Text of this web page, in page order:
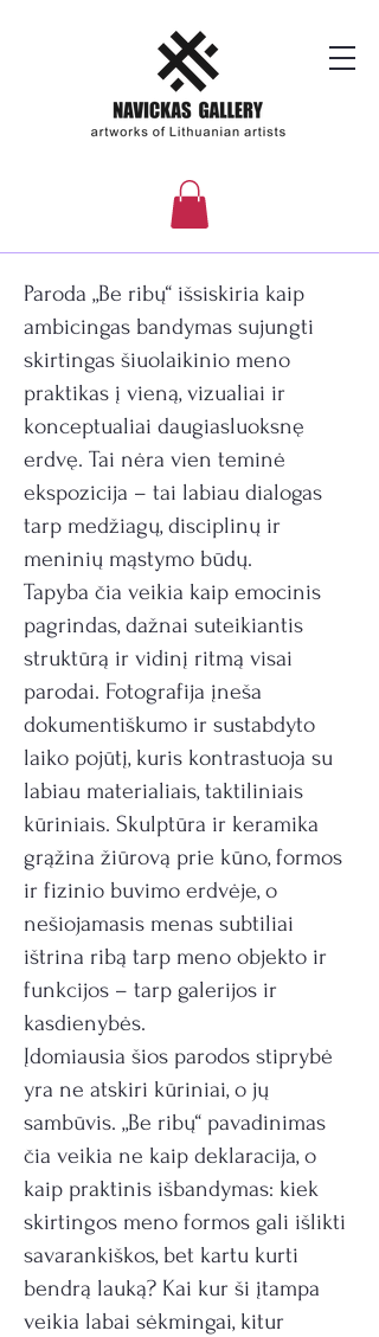
Paroda „Be ribų“ išsiskiria kaip
ambicingas bandymas sujungti
skirtingas šiuolaikinio meno
praktikas į vieną, vizualiai ir
konceptualiai daugiasluoksnę
erdvę. Tai nėra vien teminė
ekspozicija – tai labiau dialogas
tarp medžiagų, disciplinų ir
meninių mąstymo būdų.
Tapyba čia veikia kaip emocinis
pagrindas, dažnai suteikiantis
struktūrą ir vidinį ritmą visai
parodai. Fotografija įneša
dokumentiškumo ir sustabdyto
laiko pojūtį, kuris kontrastuoja su
labiau materialiais, taktiliniais
kūriniais. Skulptūra ir keramika
grąžina žiūrovą prie kūno, formos
ir fizinio buvimo erdvėje, o
nešiojamasis menas subtiliai
ištrina ribą tarp meno objekto ir
funkcijos – tarp galerijos ir
kasdienybės.
Įdomiausia šios parodos stiprybė
yra ne atskiri kūriniai, o jų
sambūvis. „Be ribų“ pavadinimas
čia veikia ne kaip deklaracija, o
kaip praktinis išbandymas: kiek
skirtingos meno formos gali išlikti
savarankiškos, bet kartu kurti
bendrą lauką? Kai kur ši įtampa
veikia labai sėkmingai, kitur